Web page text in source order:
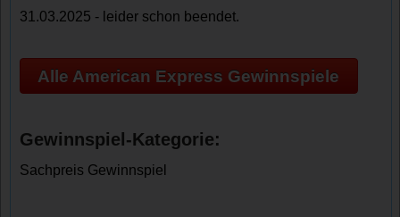
31.03.2025 - leider schon beendet.
Alle American Express Gewinnspiele
Gewinnspiel-Kategorie:
Sachpreis Gewinnspiel